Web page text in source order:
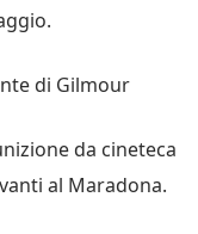
di Gilmour
da cineteca
al Maradona.